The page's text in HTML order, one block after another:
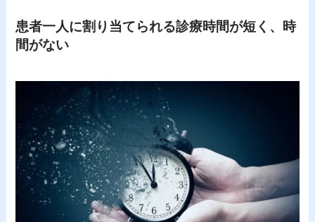
患者一人に割り当てられる診療時間が短く、時
間がない